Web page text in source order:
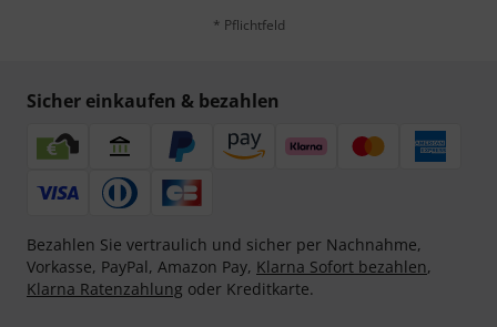
* Pflichtfeld
Sicher einkaufen & bezahlen
Bezahlen Sie vertraulich und sicher per Nachnahme,
Vorkasse, PayPal, Amazon Pay, Klarna Sofort bezahlen,
Klarna Ratenzahlung oder Kreditkarte.